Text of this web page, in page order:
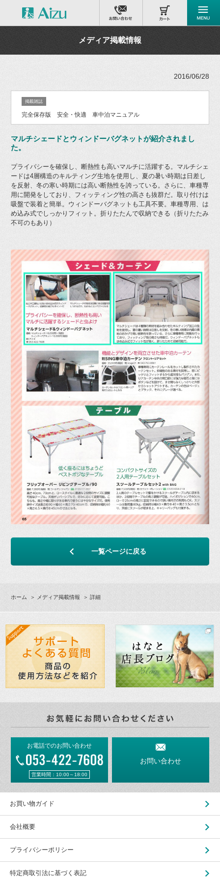
メディア掲載情報
2016/06/28
掲載雑誌
完全保存版 安全・快適 車中泊マニュアル
マルチシェードとウィンドーバグネットが紹介されまし
た。
プライバシーを確保し、断熱性も高いマルチに活躍する。マルチシェ
ードは4層構造のキルティング生地を使用し、夏の暑い時期は日差し
を反射、冬の寒い時期には高い断熱性を誇っている。さらに、車種専
用に開発をしており、フィッティング性の高さも抜群だ。取り付けは
吸盤で装着と簡単。ウィンドーバグネットも工具不要。車種専用、は
め込み式でしっかりフィット。折りたたんで収納できる（折りたたみ
不可のもあり）
一覧ページに戻る
ホーム ＞ メディア掲載情報 ＞ 詳細
お電話でのお問い合わせ
営業時間：10:00～18:00
お問い合わせ
お買い物ガイド
会社概要
プライバシーポリシー
特定商取引法に基づく表記